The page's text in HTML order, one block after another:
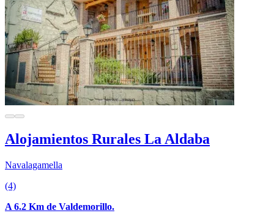
Alojamientos Rurales La Aldaba
Navalagamella
(4)
A 6.2 Km de Valdemorillo.